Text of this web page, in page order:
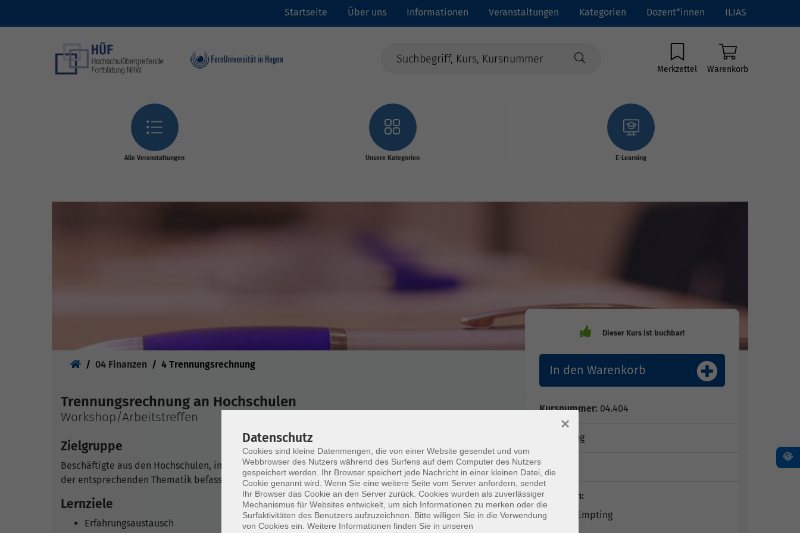
Startseite Über uns Informationen Veranstaltungen Kategorien Dozent*innen ILIAS
Merkzettel Warenkorb
Alle Veranstaltungen Unsere Kategorien E-Learning
04 Finanzen 4 Trennungsrechnung
Trennungsrechnung an Hochschulen
Workshop/Arbeitstreffen
Zielgruppe
Beschäftigte aus den Hochschulen, insbesondere aus dem Finanz- und Drittmittelbereich, die mit
der entsprechenden Thematik befasst sind und Vor- bzw. Grundkenntnisse mitbringen
Lernziele
Erfahrungsaustausch
In den Warenkorb
Kursnummer: 04.404
in Planung
1 Tag
Dozent*in:
Dr. Anke Empting
Datenschutz
Cookies sind kleine Datenmengen, die von einer Website gesendet und vom
Webbrowser des Nutzers während des Surfens auf dem Computer des Nutzers
gespeichert werden. Ihr Browser speichert jede Nachricht in einer kleinen Datei, die
Cookie genannt wird. Wenn Sie eine weitere Seite vom Server anfordern, sendet
Ihr Browser das Cookie an den Server zurück. Cookies wurden als zuverlässiger
Mechanismus für Websites entwickelt, um sich Informationen zu merken oder die
Surfaktivitäten des Benutzers aufzuzeichnen. Bitte willigen Sie in die Verwendung
von Cookies ein. Weitere Informationen finden Sie in unseren
×